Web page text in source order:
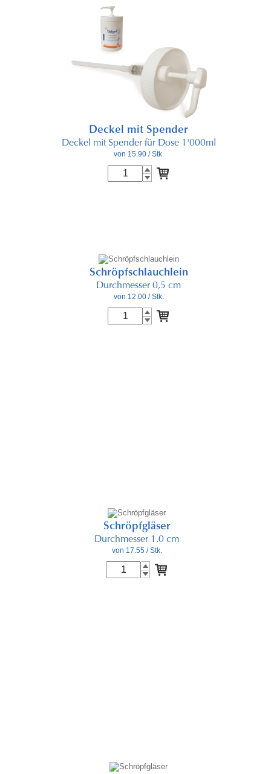
Deckel mit Spender
Deckel mit Spender für Dose 1'000ml
von 15.90/ Stk.
Schröpfschlauchlein
Durchmesser 0,5 cm
von 12.00/ Stk.
Schröpfgläser
Durchmesser 1.0 cm
von 17.55 / Stk.